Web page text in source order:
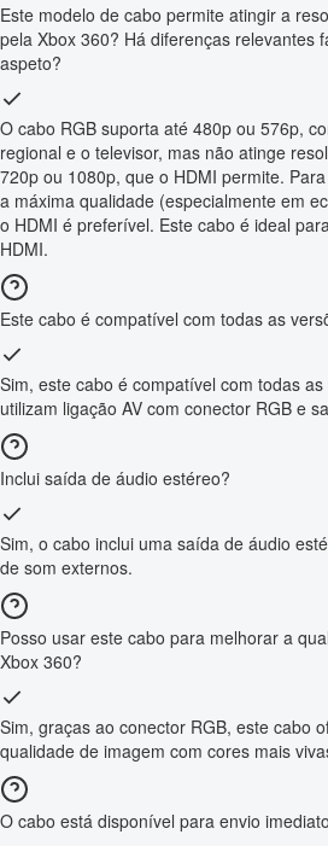
Este modelo de cabo permite atingir a
pela Xbox 360? Há diferenças relevantes
aspeto?
O cabo RGB suporta até 480p ou 576p,
regional e o televisor, mas não atinge
720p ou 1080p, que o HDMI permite.
a máxima qualidade (especialmente em
o HDMI é preferível. Este cabo é ideal
HDMI.
Este cabo é compatível com todas as
Sim, este cabo é compatível com todas
utilizam ligação AV com conector RGB e
Inclui saída de áudio estéreo?
Sim, o cabo inclui uma saída de áudio
de som externos.
Posso usar este cabo para melhorar a
Xbox 360?
Sim, graças ao conector RGB, este cabo
qualidade de imagem com cores mais
O cabo está disponível para envio